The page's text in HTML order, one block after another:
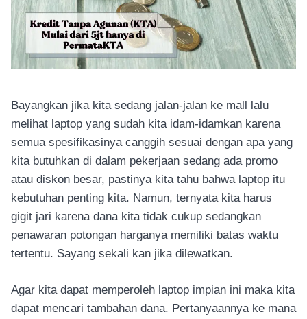
Bayangkan jika kita sedang jalan-jalan ke mall lalu
melihat laptop yang sudah kita idam-idamkan karena
semua spesifikasinya canggih sesuai dengan apa yang
kita butuhkan di dalam pekerjaan sedang ada promo
atau diskon besar, pastinya kita tahu bahwa laptop itu
kebutuhan penting kita. Namun, ternyata kita harus
gigit jari karena dana kita tidak cukup sedangkan
penawaran potongan harganya memiliki batas waktu
tertentu. Sayang sekali kan jika dilewatkan.
Agar kita dapat memperoleh laptop impian ini maka kita
dapat mencari tambahan dana. Pertanyaannya ke mana